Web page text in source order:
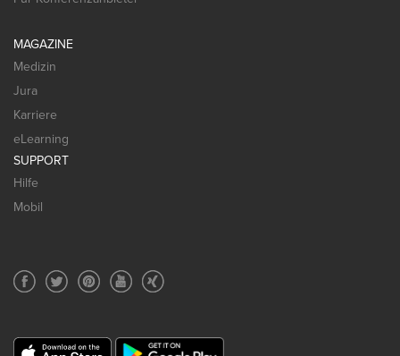
MAGAZINE
Medizin
Jura
Karriere
eLearning
SUPPORT
Hilfe
Mobil